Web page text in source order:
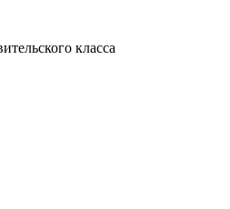
класса